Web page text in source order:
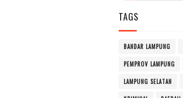
TAGS
BANDAR LAMPUNG
PEMPROV LAMPUNG
LAMPUNG SELATAN